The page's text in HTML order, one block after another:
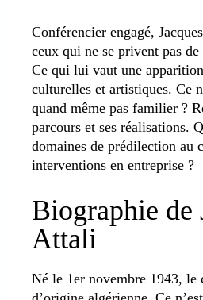
Conférencier engagé,
ceux qui ne se privent pas
Ce qui lui vaut une
culturelles et artistiques. Ce
quand même pas familier ?
parcours et ses réalisations.
domaines de prédilection au
interventions en entreprise ?
Biographie de
Attali
Né le 1er novembre 1943, le